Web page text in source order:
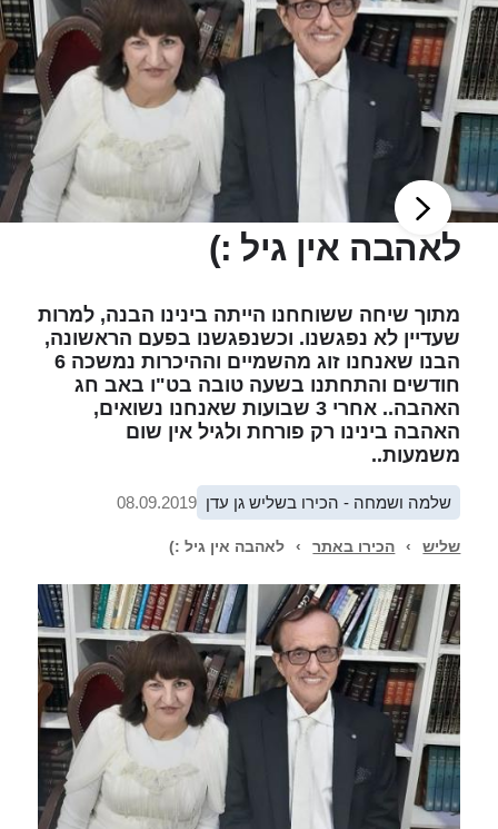
לאהבה אין גיל :)
מתוך שיחה ששוחחנו הייתה בינינו הבנה, למרות
שעדיין לא נפגשנו. וכשנפגשנו בפעם הראשונה,
הבנו שאנחנו זוג מהשמיים וההיכרות נמשכה 6
חודשים והתחתנו בשעה טובה בט"ו באב חג
האהבה.. אחרי 3 שבועות שאנחנו נשואים,
האהבה בינינו רק פורחת ולגיל אין שום
משמעות..
שלמה ושמחה - הכירו בשליש גן עדן 08.09.2019
שליש › הכירו באתר › לאהבה אין גיל :)